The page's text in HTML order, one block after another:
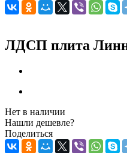
ЛДСП плита
Нет в наличии
Нашли дешевле?
Поделиться